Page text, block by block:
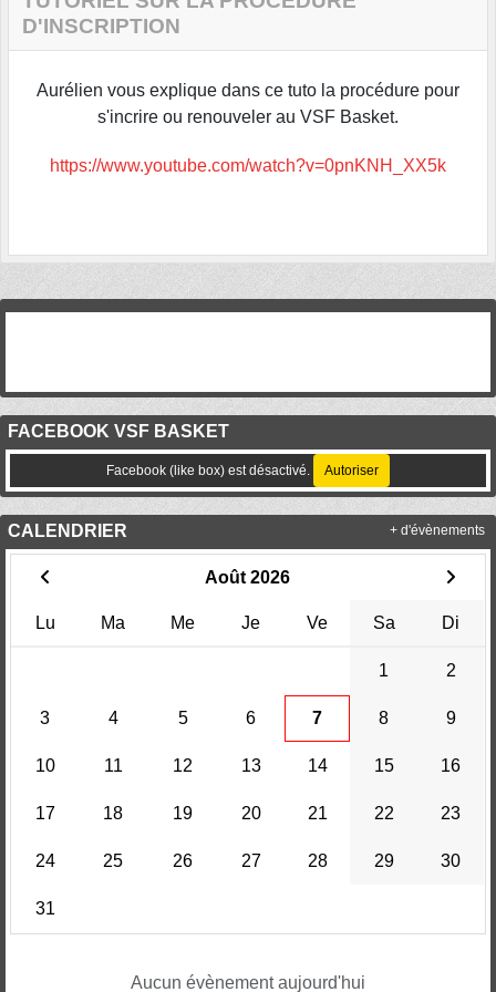
D'INSCRIPTION
Aurélien vous explique dans ce tuto la procédure pour
s'incrire ou renouveler au VSF Basket.
https://www.youtube.com/watch?v=0pnKNH_XX5k
FACEBOOK VSF BASKET
Facebook (like box) est désactivé. Autoriser
CALENDRIER
Août 2026
Lu Ma Me Je Ve Sa Di
1 2
3 4 5 6 7 8 9
10 11 12 13 14 15 16
17 18 19 20 21 22 23
24 25 26 27 28 29 30
31
Aucun évènement aujourd'hui
+ d'évènements